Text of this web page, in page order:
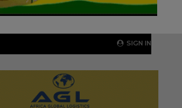
SIGN IN